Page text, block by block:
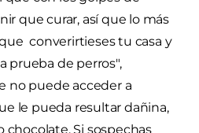
que curar, así que lo más
converirtieses tu casa y
prueba de perros",
no puede acceder a
le pueda resultar dañina,
chocolate. Si sospechas